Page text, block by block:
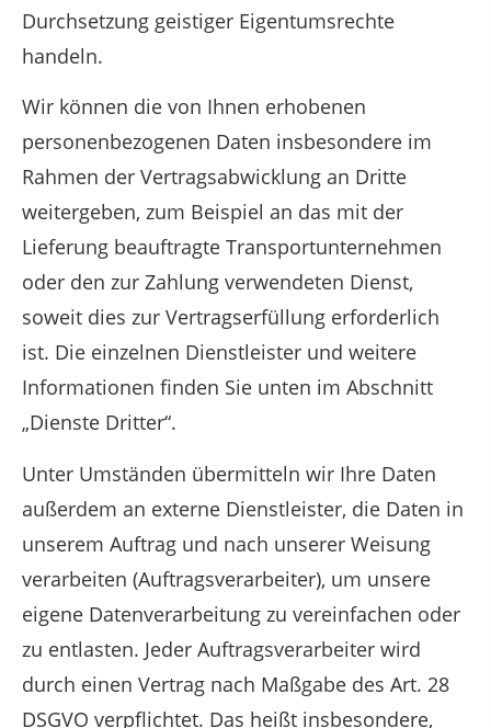
Durchsetzung geistiger Eigentumsrechte
handeln.
Wir können die von Ihnen erhobenen
personenbezogenen Daten insbesondere im
Rahmen der Vertragsabwicklung an Dritte
weitergeben, zum Beispiel an das mit der
Lieferung beauftragte Transportunternehmen
oder den zur Zahlung verwendeten Dienst,
soweit dies zur Vertragserfüllung erforderlich
ist. Die einzelnen Dienstleister und weitere
Informationen finden Sie unten im Abschnitt
„Dienste Dritter“.
Unter Umständen übermitteln wir Ihre Daten
außerdem an externe Dienstleister, die Daten in
unserem Auftrag und nach unserer Weisung
verarbeiten (Auftragsverarbeiter), um unsere
eigene Datenverarbeitung zu vereinfachen oder
zu entlasten. Jeder Auftragsverarbeiter wird
durch einen Vertrag nach Maßgabe des Art. 28
DSGVO verpflichtet. Das heißt insbesondere,